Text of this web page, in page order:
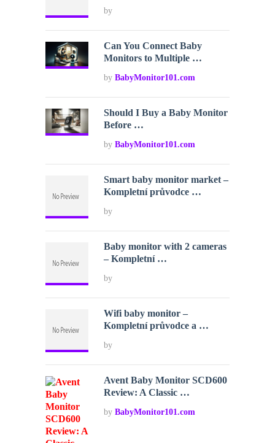
by
Can You Connect Baby
Monitors to Multiple …
byBabyMonitor101.com
Should I Buy a Baby Monitor
Before …
byBabyMonitor101.com
Smart baby monitor market –
Kompletní průvodce …
by
Baby monitor with 2 cameras
– Kompletní …
by
Wifi baby monitor –
Kompletní průvodce a …
by
Avent Baby Monitor SCD600
Review: A Classic …
byBabyMonitor101.com